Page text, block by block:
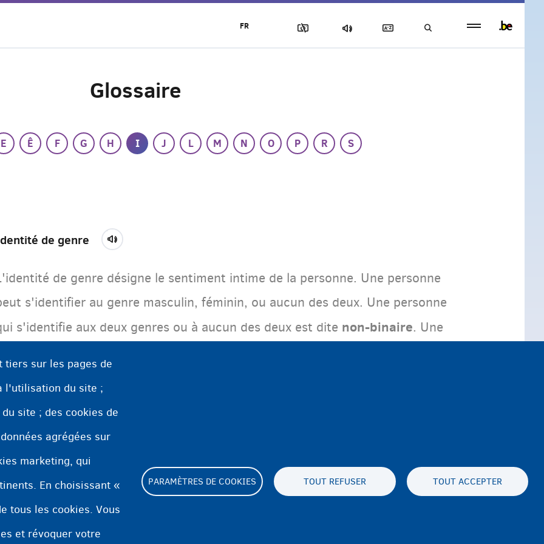
Glossaire
E Ê F G H I J L M N O P R
S
de genre
de genre désigne le sentiment intime de la personne. Une personne
s'identifier au genre masculin, féminin, ou aucun des deux. Une personne
s'identifie aux deux genres ou à aucun des deux est dite non-binaire. Une
tiers sur les pages de
l'utilisation du site ;
site ; des cookies de
agrégées sur
marketing, qui
En choisissant «
tous les cookies. Vous
et révoquer votre
PARAMÈTRES DE COOKIES TOUT REFUSER TOUT ACCEPTER
Footer Paramètres de cookies
FR
footer